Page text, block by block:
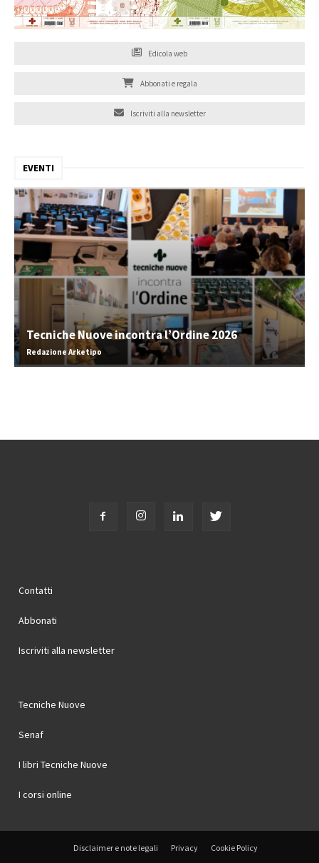
Edicola web
Abbonati e regala
Iscriviti alla newsletter
EVENTI
Tecniche Nuove incontra l’Ordine 2026
Redazione Arketipo
Contatti
Abbonati
Iscriviti alla newsletter
Tecniche Nuove
Senaf
I libri Tecniche Nuove
I corsi online
Disclaimer e note legali Privacy Cookie Policy